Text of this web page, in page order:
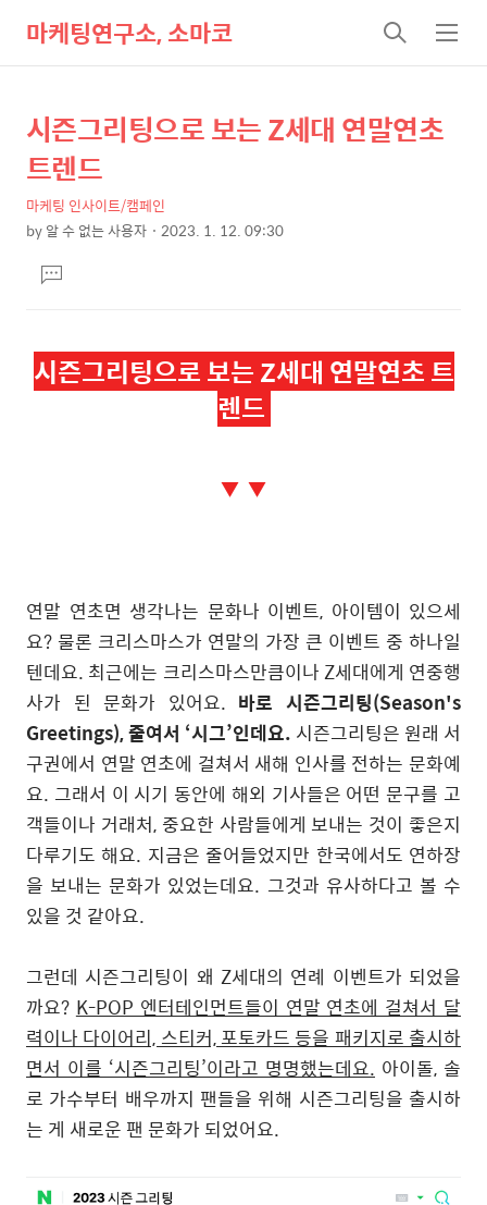
마케팅연구소, 소마코
검
색
메
뉴
상
세
컨
텐
본
제
목
시즌그리팅으로 보는 Z세대 연말연초
트렌드
마케팅 인사이트/캠페인
by알 수 없는 사용자 2023. 1. 12. 09:30
문댓
글
시즌그리팅으로 보는 Z세대 연말연초 트
렌드
▼ ▼
연말 연초면 생각나는 문화나 이벤트, 아이템이 있으세
요? 물론 크리스마스가 연말의 가장 큰 이벤트 중 하나일
텐데요. 최근에는 크리스마스만큼이나 Z세대에게 연중행
사가 된 문화가 있어요. 바로 시즌그리팅(Season's
Greetings), 줄여서 ‘시그’인데요. 시즌그리팅은 원래 서
구권에서 연말 연초에 걸쳐서 새해 인사를 전하는 문화예
요. 그래서 이 시기 동안에 해외 기사들은 어떤 문구를 고
객들이나 거래처, 중요한 사람들에게 보내는 것이 좋은지
다루기도 해요. 지금은 줄어들었지만 한국에서도 연하장
을 보내는 문화가 있었는데요. 그것과 유사하다고 볼 수
있을 것 같아요.
그런데 시즌그리팅이 왜 Z세대의 연례 이벤트가 되었을
까요? K-POP 엔터테인먼트들이 연말 연초에 걸쳐서 달
력이나 다이어리, 스티커, 포토카드 등을 패키지로 출시하
면서 이를 ‘시즌그리팅’이라고 명명했는데요. 아이돌, 솔
로 가수부터 배우까지 팬들을 위해 시즌그리팅을 출시하
는 게 새로운 팬 문화가 되었어요.